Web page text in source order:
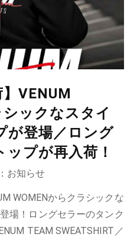
】VENUM
ックなスタイ
が登場／ロング
プが再入荷！
お知らせ
WOMENからクラシックな
場！ロングセラーのタンク
TEAM SWEATSHIRT／